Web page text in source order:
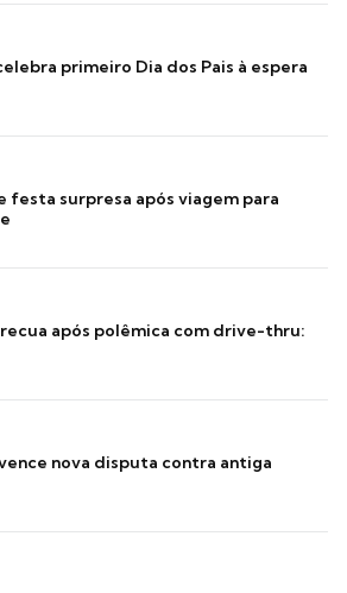
primeiro Dia dos Pais à espera
festa surpresa após viagem para
após polêmica com drive-thru:
nova disputa contra antiga